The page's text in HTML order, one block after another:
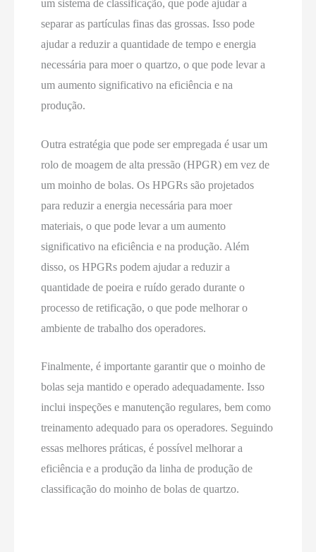
um sistema de classificação, que pode ajudar a
separar as partículas finas das grossas. Isso pode
ajudar a reduzir a quantidade de tempo e energia
necessária para moer o quartzo, o que pode levar a
um aumento significativo na eficiência e na
produção.
Outra estratégia que pode ser empregada é usar um
rolo de moagem de alta pressão (HPGR) em vez de
um moinho de bolas. Os HPGRs são projetados
para reduzir a energia necessária para moer
materiais, o que pode levar a um aumento
significativo na eficiência e na produção. Além
disso, os HPGRs podem ajudar a reduzir a
quantidade de poeira e ruído gerado durante o
processo de retificação, o que pode melhorar o
ambiente de trabalho dos operadores.
Finalmente, é importante garantir que o moinho de
bolas seja mantido e operado adequadamente. Isso
inclui inspeções e manutenção regulares, bem como
treinamento adequado para os operadores. Seguindo
essas melhores práticas, é possível melhorar a
eficiência e a produção da linha de produção de
classificação do moinho de bolas de quartzo.